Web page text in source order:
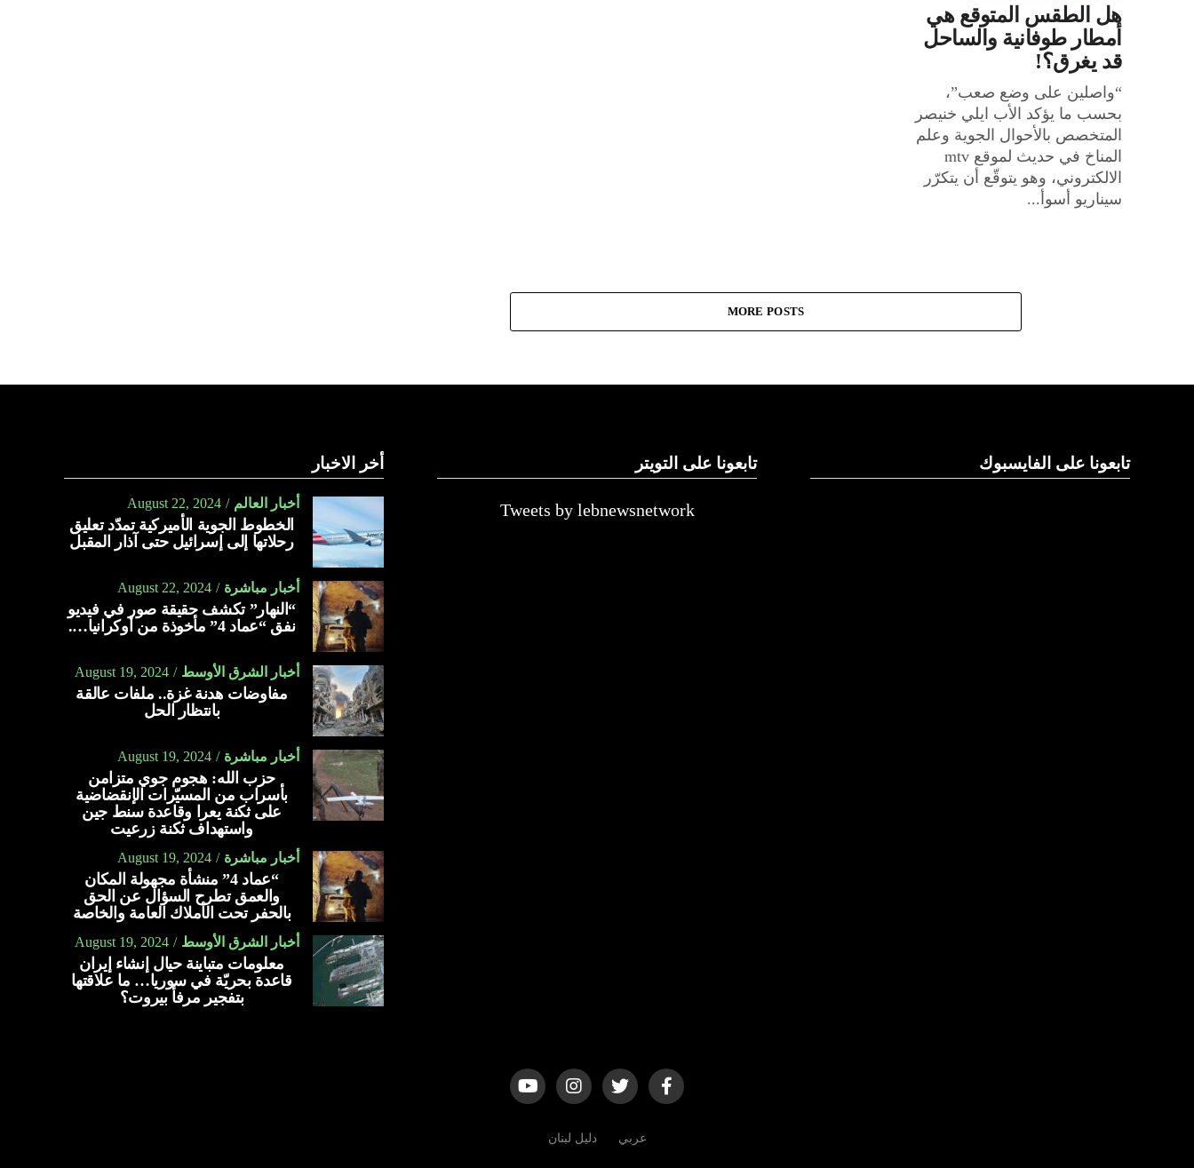
هل الطقس المتوقع هي
أمطار طوفانية والساحل
قد يغرق؟!
“واصلين على وضع صعب”،
بحسب ما يؤكد الأب ايلي خنيصر
المتخصص بالأحوال الجوية وعلم
المناخ في حديث لموقع mtv
الالكتروني، وهو يتوقّع أن يتكرّر
سيناريو أسوأ...
MORE POSTS
تابعونا على الفايسبوك تابعونا على التويتر
Tweets by lebnewsnetwork
أخر الاخبار
أخبار العالم August 22, 2024
الخطوط الجوية الأميركية تمدّد تعليق
رحلاتها إلى إسرائيل حتى آذار المقبل
أخبار مباشرة August 22, 2024
“النهار” تكشف حقيقة صور في فيديو
نفق “عماد 4” مأخوذة من أوكرانيا….
أخبار الشرق الأوسط August 19, 2024
مفاوضات هدنة غزة.. ملفات عالقة
بانتظار الحل
أخبار مباشرة August 19, 2024
حزب الله: هجوم جوي متزامن
بأسراب من المسيّرات الإنقضاضية
على ثكنة يعرا وقاعدة سنط جين
واستهداف ثكنة زرعيت
أخبار مباشرة August 19, 2024
“عماد 4” منشأة مجهولة المكان
والعمق تطرح السؤال عن الحق
بالحفر تحت الأملاك العامة والخاصة
أخبار الشرق الأوسط August 19, 2024
معلومات متباينة حيال إنشاء إيران
قاعدة بحريّة في سوريا… ما علاقتها
بتفجير مرفأ بيروت؟
عربي دليل لبنان